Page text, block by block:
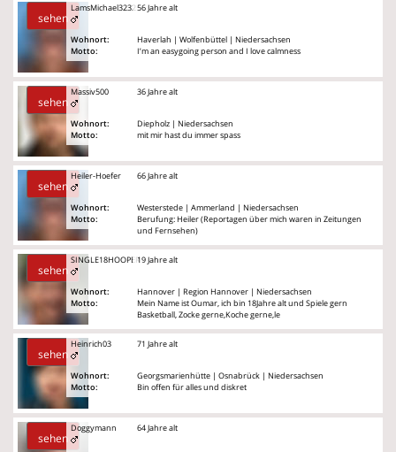
sehen
LamsMichael3232
Wohnort:
Motto:
56 Jahre alt
Haverlah | Wolfenbüttel | Niedersachsen
I’m an easygoing person and I love calmness
sehen
Massiv500
Wohnort:
Motto:
36 Jahre alt
Diepholz | Niedersachsen
mit mir hast du immer spass
sehen
Heiler-Hoefer
Wohnort:
Motto:
66 Jahre alt
Westerstede | Ammerland | Niedersachsen
Berufung: Heiler (Reportagen über mich waren in Zeitungen
und Fernsehen)
sehen
SINGLE18HOOPER
Wohnort:
Motto:
19 Jahre alt
Hannover | Region Hannover | Niedersachsen
Mein Name ist Oumar, ich bin 18Jahre alt und Spiele gern
Basketball, Zocke gerne,Koche gerne,le
sehen
Heinrich03
Wohnort:
Motto:
71 Jahre alt
Georgsmarienhütte | Osnabrück | Niedersachsen
Bin offen für alles und diskret
sehen
Doggymann 64 Jahre alt